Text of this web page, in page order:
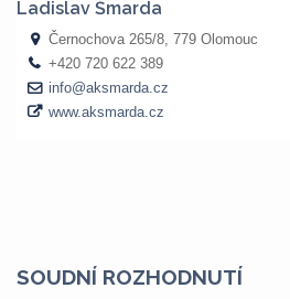
SOUDNÍ ROZHODNUTÍ